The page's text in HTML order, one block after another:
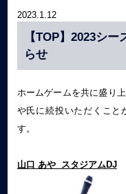
2023.1.12
【TOP】2023シ
らせ
ホームゲームを共に盛り
や氏に続投いただくこと
す。
山口 あや スタジアムDJ